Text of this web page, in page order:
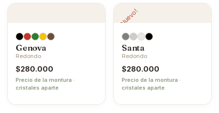
Genova
Redondo
$280.000
Precio de la montura ·
cristales aparte
¡Nuevo!
Santa
Redondo
$280.000
Precio de la montura ·
cristales aparte